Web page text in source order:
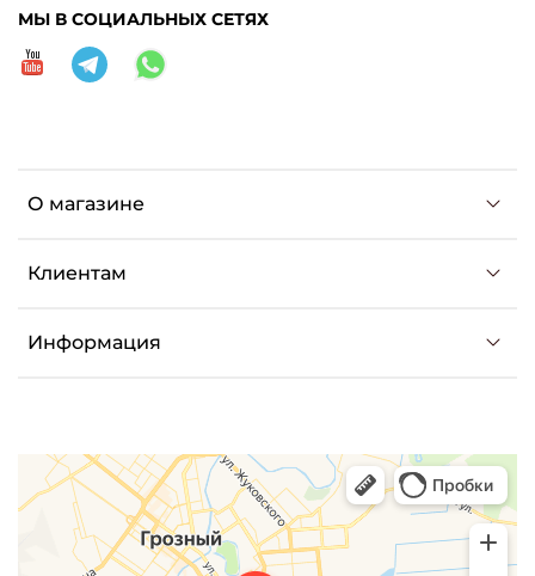
О магазине
Клиентам
Информация
МЫ В СОЦИАЛЬНЫХ СЕТЯХ